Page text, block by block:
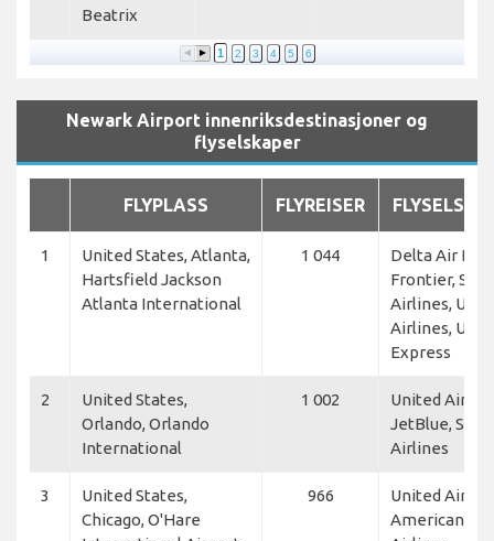
Beatrix
1 2 3 4 5 6
Newark Airport innenriksdestinasjoner og
flyselskaper
FLYPLASS FLYREISER
1
United States, Atlanta,
Hartsfield Jackson
Atlanta International
1 044
Delta Air
Frontier,
Airlines,
Airlines,
Express
2
United States,
Orlando, Orlando
International
1 002
United
JetBlue,
Airlines
3
United States,
Chicago, O'Hare
966
United
American